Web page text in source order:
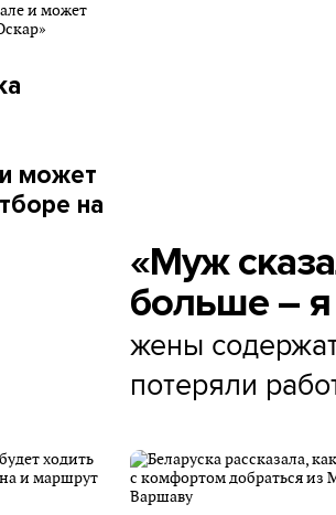
может
на
«Муж
больше – я
жены
потеряли